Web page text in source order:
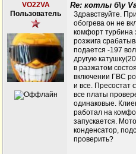
VO22VA
Пользователь
Re: котлы б\у
Здравствуйте.
обогрева он не
комфорт турбина
розжига
подается -197
другую
в разжатом
включении ГВС
и все. Пресостат
все платы
одинаковые.
работал на
запускается.
конденсатор,
проверить?